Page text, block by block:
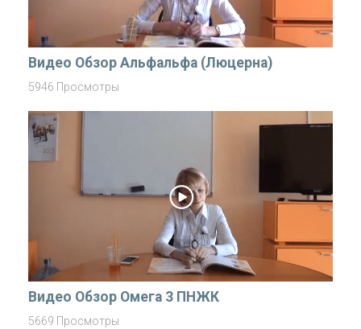
Видео Обзор Альфальфа (Люцерна)
5946 Просмотры
Видео Обзор Омега 3 ПНЖК
5669 Просмотры